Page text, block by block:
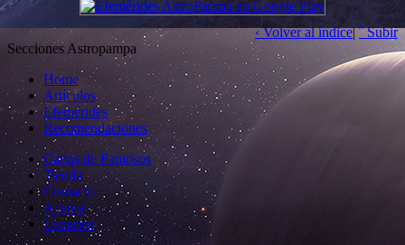
‹ Volver al índice|ˆ Subir
Secciones Astropampa
Home
Artículos
Efemérides
Recomendaciones
Cartas de Famosos
Tienda
Contacto
Acerca
Usuarios